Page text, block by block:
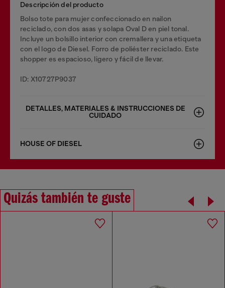
Descripción del producto
Bolso tote para mujer confeccionado en nailon
reciclado, con dos asas y solapa Oval D en piel tonal.
Incluye un bolsillo interior con cremallera y una etiqueta
con el logo de Diesel. Forro de poliéster reciclado. Este
shopper es espacioso, ligero y fácil de llevar.
ID: X10727P9037
DETALLES, MATERIALES & INSTRUCCIONES DE
CUIDADO
HOUSE OF DIESEL
Quizás también te guste